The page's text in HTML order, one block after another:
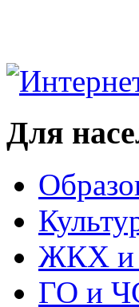
Для
ЖКХ и
ГО и